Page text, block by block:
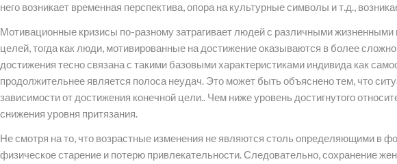
него возникает временная перспектива, опора на культурные символы и т.д.,
Мотивационные кризисы по-разному затрагивает людей с различными
целей, тогда как люди, мотивированные на достижение оказываются в более
достижения тесно связана с такими базовыми характеристиками индивида как
продолжительнее является полоса неудач. Это может быть объяснено тем, что
зависимости от достижения конечной цели.. Чем ниже уровень достигнутого
снижения уровня притязания.
Не смотря на то, что возрастные изменения не являются столь определяющими в
физическое старение и потерю привлекательности. Следовательно, сохранение